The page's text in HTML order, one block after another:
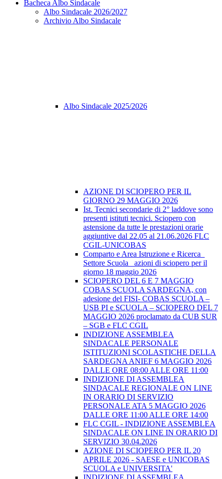
Bacheca Albo Sindacale
Albo Sindacale 2026/2027
Archivio Albo Sindacale
Albo Sindacale 2025/2026
AZIONE DI SCIOPERO PER IL
GIORNO 29 MAGGIO 2026
Ist. Tecnici secondarie di 2° laddove sono
presenti istituti tecnici. Sciopero con
astensione da tutte le prestazioni orarie
aggiuntive dal 22.05 al 21.06.2026 FLC
CGIL-UNICOBAS
Comparto e Area Istruzione e Ricerca_
Settore Scuola_ azioni di sciopero per il
giorno 18 maggio 2026
SCIOPERO DEL 6 E 7 MAGGIO
COBAS SCUOLA SARDEGNA, con
adesione del FISI- COBAS SCUOLA –
USB PI e SCUOLA – SCIOPERO DEL 7
MAGGIO 2026 proclamato da CUB SUR
– SGB e FLC CGIL
INDIZIONE ASSEMBLEA
SINDACALE PERSONALE
ISTITUZIONI SCOLASTICHE DELLA
SARDEGNA ANIEF 6 MAGGIO 2026
DALLE ORE 08:00 ALLE ORE 11:00
INDIZIONE DI ASSEMBLEA
SINDACALE REGIONALE ON LINE
IN ORARIO DI SERVIZIO
PERSONALE ATA 5 MAGGIO 2026
DALLE ORE 11:00 ALLE ORE 14:00
FLC CGIL - INDIZIONE ASSEMBLEA
SINDACALE ON LINE IN ORARIO DI
SERVIZIO 30.04.2026
AZIONE DI SCIOPERO PER IL 20
APRILE 2026 - SAESE e UNICOBAS
SCUOLA e UNIVERSITA'